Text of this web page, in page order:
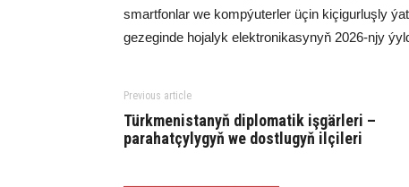
smartfonlar we kompýuterler üçin kiçigurluşly
gezeginde hojalyk elektronikasynyň 2026-njy
Previous article
Türkmenistanyň diplomatik işgärleri –
parahatçylygyň we dostlugyň ilçileri